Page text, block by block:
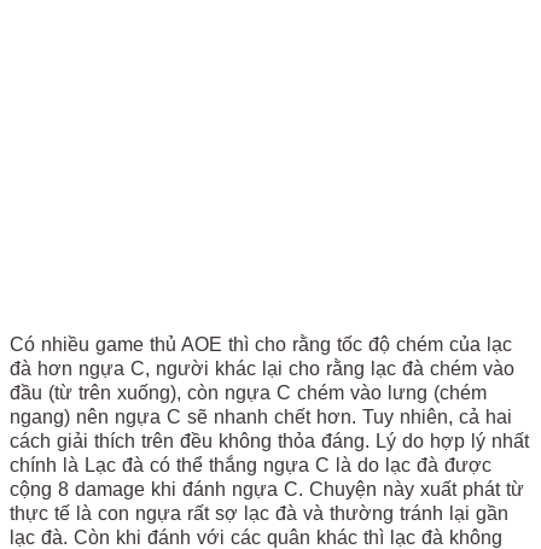
Có nhiều game thủ AOE thì cho rằng tốc độ chém của lạc
đà hơn ngựa C, người khác lại cho rằng lạc đà chém vào
đầu (từ trên xuống), còn ngựa C chém vào lưng (chém
ngang) nên ngựa C sẽ nhanh chết hơn. Tuy nhiên, cả hai
cách giải thích trên đều không thỏa đáng. Lý do hợp lý nhất
chính là Lạc đà có thể thắng ngựa C là do lạc đà được
cộng 8 damage khi đánh ngựa C. Chuyện này xuất phát từ
thực tế là con ngựa rất sợ lạc đà và thường tránh lại gần
lạc đà. Còn khi đánh với các quân khác thì lạc đà không